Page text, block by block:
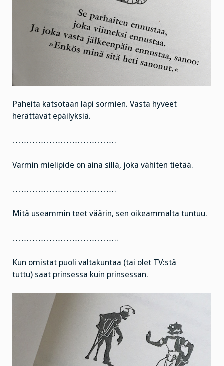
Paheita katsotaan läpi sormien. Vasta hyveet
herättävät epäilyksiä.
……………………………….
Varmin mielipide on aina sillä, joka vähiten tietää.
……………………………….
Mitä useammin teet väärin, sen oikeammalta tuntuu.
………………………………..
Kun omistat puoli valtakuntaa (tai olet TV:stä
tuttu) saat prinsessa kuin prinsessan.